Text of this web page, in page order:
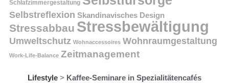
Schlafzimmergestaltung
Selbstreflexion Skandinavisches Design
Stressabbau Stressbewältigung
Umweltschutz Wohnaccessoires Wohnraumgestaltung
Work-Life-Balance Zeitmanagement
Lifestyle > Kaffee-Seminare in Spezialitätencafés